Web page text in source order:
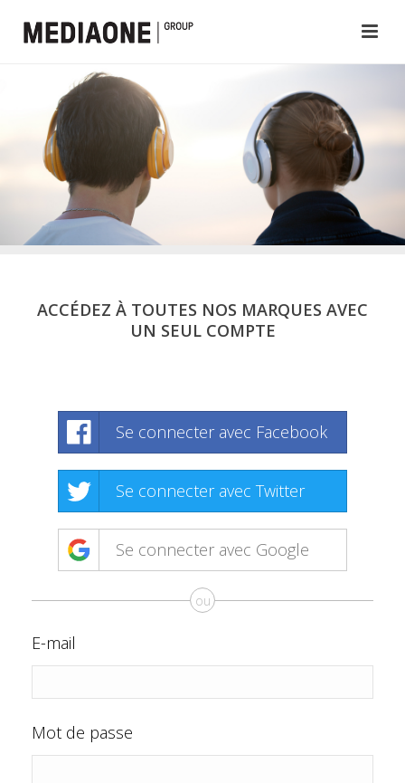
ACCÉDEZ À TOUTES NOS MARQUES AVEC
UN SEUL COMPTE
Se connecter avec Facebook
Se connecter avec Twitter
Se connecter avec Google
ou
E-mail
Mot de passe